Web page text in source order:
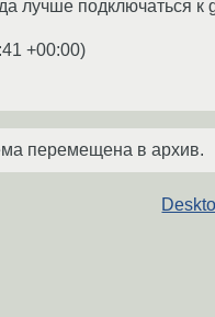
лучше подключаться
+00:00)
перемещена в архив.